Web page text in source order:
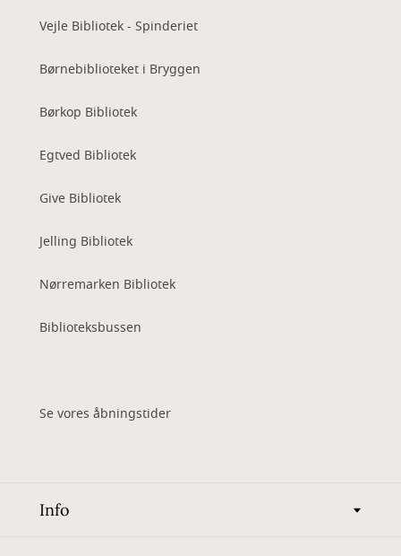
Vejle Bibliotek - Spinderiet
Børnebiblioteket i Bryggen
Børkop Bibliotek
Egtved Bibliotek
Give Bibliotek
Jelling Bibliotek
Nørremarken Bibliotek
Biblioteksbussen
Se vores åbningstider
Info